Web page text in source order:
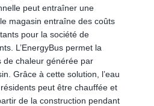
peut entraîner une
magasin entraîne des coûts
pour la société de
L’EnergyBus permet la
de chaleur générée par
Grâce à cette solution, l’eau
peut être chauffée et
de la construction pendant